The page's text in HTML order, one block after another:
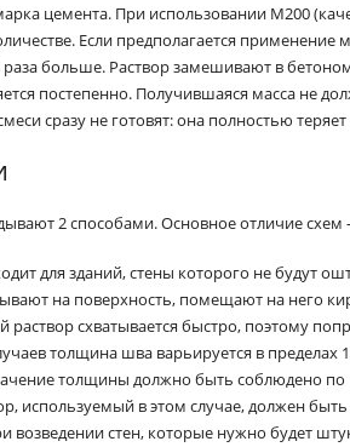
цемента. При использовании М200
Если предполагается применение
раза больше. Раствор замешивают в
постепенно. Получившаяся масса не
сразу не готовят: она полностью
2 способами. Основное отличие схем
для зданий, стены которого не будут
на поверхность, помещают на него
схватывается быстро, поэтому
толщина шва варьируется в пределах
толщины должно быть соблюдено по
используемый в этом случае, должен
возведении стен, которые нужно будет